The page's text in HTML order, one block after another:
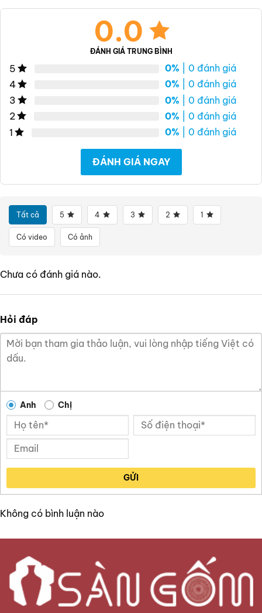
0.0
ĐÁNH GIÁ TRUNG BÌNH
5 0% | 0 đánh giá
4
0% | 0 đánh giá
3
0% | 0 đánh giá
2
0% | 0 đánh giá
1
0% | 0 đánh giá
ĐÁNH GIÁ NGAY
Tất cả 5 4 3 2 1
Có video Có ảnh
Chưa có đánh giá nào.
Hỏi đáp
Anh Chị
GỬI
Không có bình luận nào